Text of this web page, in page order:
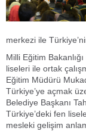
merkezi ile
Milli Eğitim
liseleri ile ortak
Eğitim Müdürü
Türkiye’ye açmak
Belediye Başkanı
Türkiye’deki fen
mesleki gelişim